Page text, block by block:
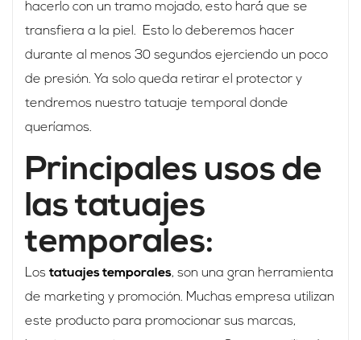
hacerlo con un tramo mojado, esto hará que se
transfiera a la piel.
Esto lo deberemos hacer
durante al menos 30 segundos ejerciendo un poco
de presión. Ya solo queda retirar el protector y
tendremos nuestro tatuaje temporal donde
queríamos.
Principales usos de
las tatuajes
temporales:
Los tatuajes temporales, son una gran herramienta
de marketing y promoción. Muchas empresa utilizan
este producto para promocionar sus marcas,